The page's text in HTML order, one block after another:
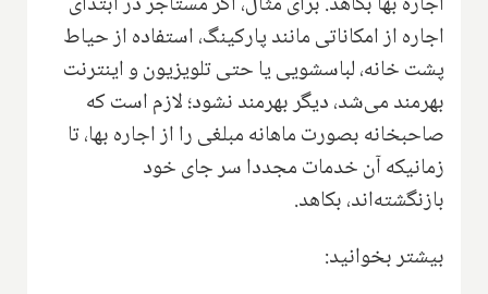
اجاره از امکاناتی مانند پارکینگ، استفاده از حیاط
پشت خانه، لباسشویی یا حتی تلویزیون و اینترنت
بهرمند می‌شد، دیگر بهرمند نشود؛ لازم است که
صاحبخانه بصورت ماهانه مبلغی را از اجاره بها، تا
زمانیکه آن خدمات مجددا سر جای خود
بازنگشته‌اند، بکاهد.
بیشتر بخوانید: